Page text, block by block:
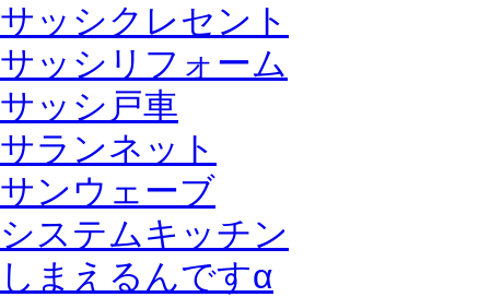
サッシクレセント
サッシリフォーム
サッシ戸車
サランネット
サンウェーブ
システムキッチン
しまえるんですα